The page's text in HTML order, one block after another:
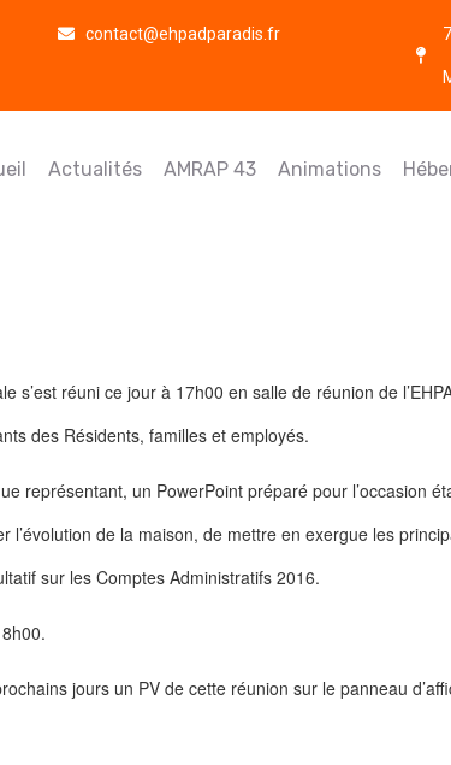
contact@ehpadparadis.fr
Actualités AMRAP 43 Animations
s’est réuni ce jour à 17h00 en salle de réunion de
des Résidents, familles et employés.
représentant, un PowerPoint préparé pour l’occasion
l’évolution de la maison, de mettre en exergue les
sur les Comptes Administratifs 2016.
jours un PV de cette réunion sur le panneau